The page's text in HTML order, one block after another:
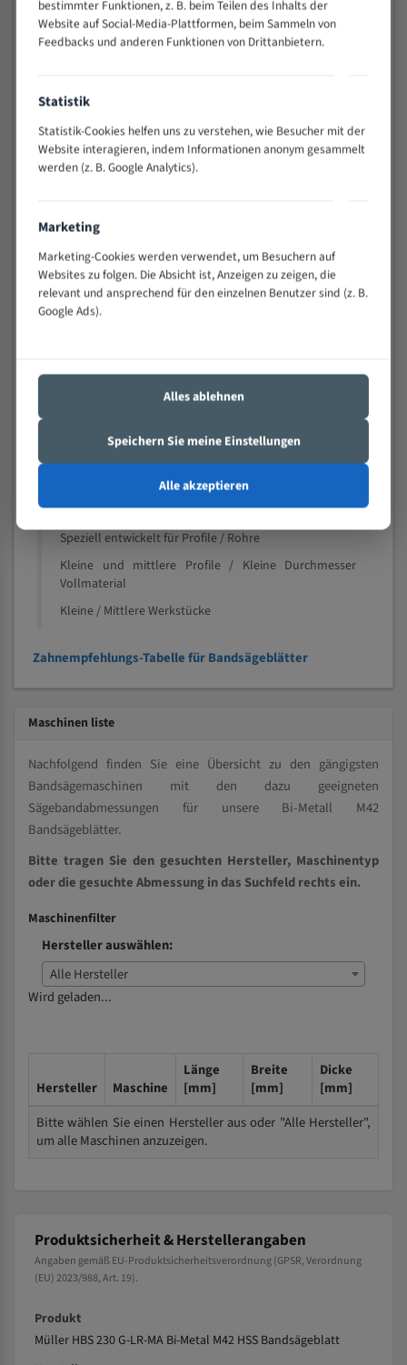
200 -
600
1,1/1,6
> 500
0,75/1,25
Vielseitiges Bandsägeblatt für verschiedenste
Anwendungen
Widerstandsfähig gegen Zahnbruch auch bei
schwierigen Werkstücken (Materialmischung,
Sehr geringe Vibration
Äußerst verschleißfest
Technische Beschreibung:
Legierte HSS-beschichtete Zahnspitzen
Spezielle Zahngeometrie und Zahnteilung
Materialien:
Nichteisenmetalle
Speziell entwickelt für Profile / Rohre
Kleine und mittlere Profile / Kleine Durchmesser
Vollmaterial
Kleine / Mittlere Werkstücke
Zahnempfehlungs-Tabelle für Bandsägeblätter
Maschinen liste
Nachfolgend finden Sie eine Übersicht zu den gängigsten
Bandsägemaschinen mit den dazu geeigneten
Sägebandabmessungen für unsere Bi-Metall M42
Bandsägeblätter.
Bitte tragen Sie den gesuchten Hersteller, Maschinentyp
oder die gesuchte Abmessung in das Suchfeld rechts ein.
Maschinenfilter
Hersteller auswählen:
Alle Hersteller
Wird geladen...
Hersteller Maschine
Länge
[mm]
Breite
[mm]
Dicke
[mm]
Bitte wählen Sie einen Hersteller aus oder "Alle Hersteller",
um alle Maschinen anzuzeigen.
Produktsicherheit & Herstellerangaben
Angaben gemäß EU-Produktsicherheitsverordnung (GPSR, Verordnung
(EU) 2023/988, Art. 19).
Produkt
Müller HBS 230 G-LR-MA Bi-Metal M42 HSS Bandsägeblatt
bestimmter Funktionen, z. B. beim Teilen des Inhalts der
Website auf Social-Media-Plattformen, beim Sammeln von
Feedbacks und anderen Funktionen von Drittanbietern.
Statistik
Statistik-Cookies helfen uns zu verstehen, wie Besucher mit der
Website interagieren, indem Informationen anonym gesammelt
werden (z. B. Google Analytics).
Marketing
Marketing-Cookies werden verwendet, um Besuchern auf
Websites zu folgen. Die Absicht ist, Anzeigen zu zeigen, die
relevant und ansprechend für den einzelnen Benutzer sind (z. B.
Google Ads).
Alles ablehnen
Speichern Sie meine Einstellungen
Alle akzeptieren